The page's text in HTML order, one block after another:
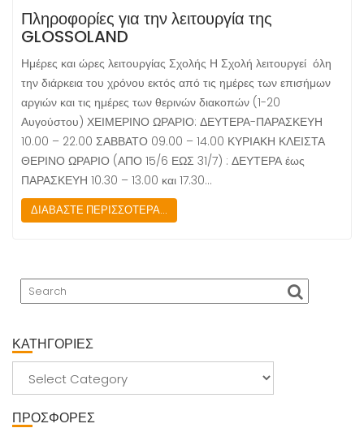
Πληροφορίες για την λειτουργία της
GLOSSOLAND
Ημέρες και ώρες λειτουργίας Σχολής Η Σχολή λειτουργεί όλη
την διάρκεια του χρόνου εκτός από τις ημέρες των επισήμων
αργιών και τις ημέρες των θερινών διακοπών (1-20
Αυγούστου) ΧΕΙΜΕΡΙΝΟ ΩΡΑΡΙΟ: ΔΕΥΤΕΡΑ-ΠΑΡΑΣΚΕΥΗ
10.00 – 22.00 ΣΑΒΒΑΤΟ 09.00 – 14.00 ΚΥΡΙΑΚΗ ΚΛΕΙΣΤΑ
ΘΕΡΙΝΟ ΩΡΑΡΙΟ (ΑΠΟ 15/6 ΕΩΣ 31/7) : ΔΕΥΤΕΡΑ έως
ΠΑΡΑΣΚΕΥΗ 10.30 – 13.00 και 17.30…
ΔΙΑΒΑΣΤΕ ΠΕΡΙΣΣΟΤΕΡΑ...
ΚΑΤΗΓΟΡΙΕΣ
ΚΑΤΗΓΟΡΙΕΣ
ΠΡΟΣΦΟΡΕΣ